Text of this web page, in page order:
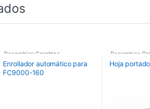
Recambios Graphtec
Enrollador automático para
FC9000-160
Recambios
Hoja